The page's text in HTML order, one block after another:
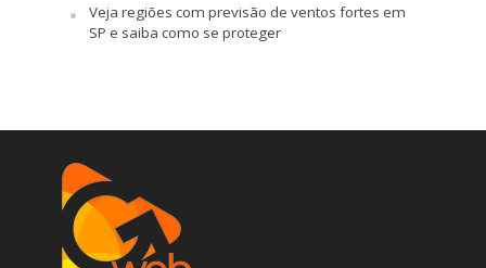
Veja regiões com previsão de ventos fortes em
SP e saiba como se proteger